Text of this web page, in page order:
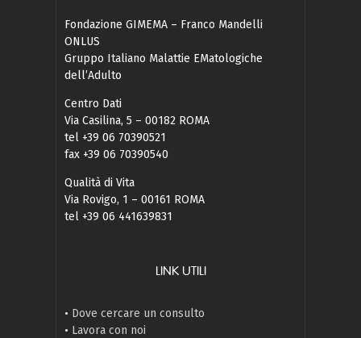
Fondazione GIMEMA – Franco Mandelli
ONLUS
Gruppo Italiano Malattie EMatologiche
dell’Adulto
Centro Dati
Via Casilina, 5 – 00182 ROMA
tel +39 06 70390521
fax +39 06 70390540
Qualità di Vita
Via Rovigo, 1 – 00161 ROMA
tel +39 06 441639831
LINK UTILI
• Dove cercare un consulto
• Lavora con noi